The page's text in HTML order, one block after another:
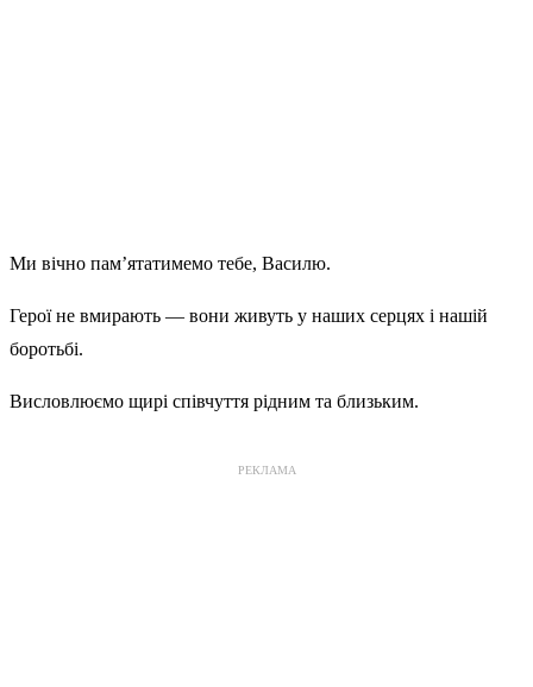
Ми вічно пам’ятатимемо тебе, Василю.
Герої не вмирають — вони живуть у наших серцях і нашій
боротьбі.
Висловлюємо щирі співчуття рідним та близьким.
РЕКЛАМА